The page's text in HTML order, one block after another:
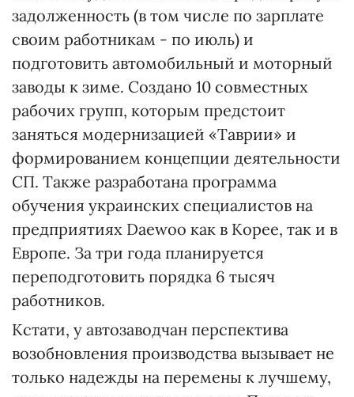
задолженность (в том числе по зарплате
своим работникам - по июль) и
подготовить автомобильный и моторный
заводы к зиме. Создано 10 совместных
рабочих групп, которым предстоит
заняться модернизацией «Таврии» и
формированием концепции деятельности
СП. Также разработана программа
обучения украинских специалистов на
предприятиях Daewoo как в Корее, так и в
Европе. За три года планируется
переподготовить порядка 6 тысяч
работников.
Кстати, у автозаводчан перспектива
возобновления производства вызывает не
только надежды на перемены к лучшему,